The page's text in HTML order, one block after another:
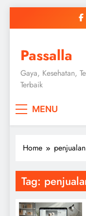
Passalla
Gaya, Kesehatan,
Terbaik
MENU
Home
Tag: